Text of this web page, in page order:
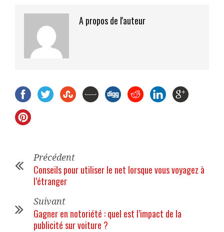
A propos de l'auteur
Précédent
Conseils pour utiliser le net lorsque vous voyagez à
l’étranger
Suivant
Gagner en notoriété : quel est l’impact de la
publicité sur voiture ?